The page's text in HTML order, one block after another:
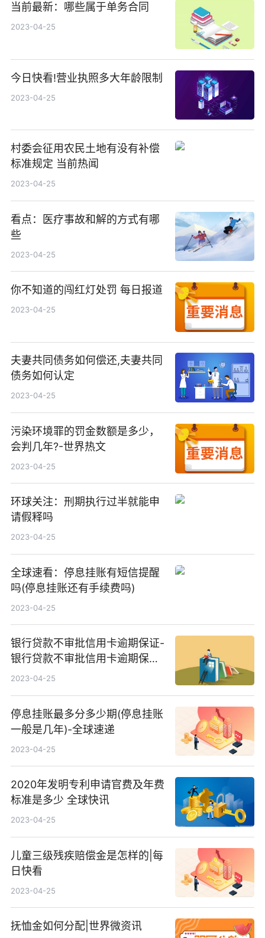
当前最新：哪些属于单务合同
2023-04-25
今日快看!营业执照多大年龄限制
2023-04-25
村委会征用农民土地有没有补偿
标准规定 当前热闻
2023-04-25
看点：医疗事故和解的方式有哪
些
2023-04-25
你不知道的闯红灯处罚 每日报道
2023-04-25
夫妻共同债务如何偿还,夫妻共同
债务如何认定
2023-04-25
污染环境罪的罚金数额是多少，
会判几年?-世界热文
2023-04-25
环球关注：刑期执行过半就能申
请假释吗
2023-04-25
全球速看：停息挂账有短信提醒
吗(停息挂账还有手续费吗)
2023-04-25
银行贷款不审批信用卡逾期保证-
银行贷款不审批信用卡逾期保证
金能退吗_报道
2023-04-25
停息挂账最多分多少期(停息挂账
一般是几年)-全球速递
2023-04-25
2020年发明专利申请官费及年费
标准是多少 全球快讯
2023-04-25
儿童三级残疾赔偿金是怎样的|每
日快看
2023-04-25
抚恤金如何分配|世界微资讯